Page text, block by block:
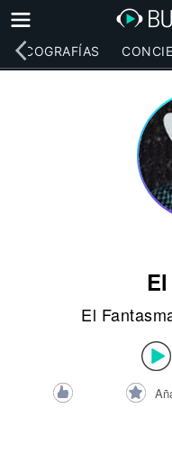
DISCOGRAFÍAS
El